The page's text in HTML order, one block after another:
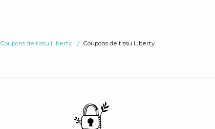
Coupons de tissu Liberty Coupons de tissu Liberty